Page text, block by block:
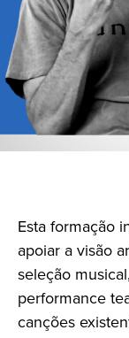
Esta formação
apoiar a visão
seleção
performance
canções